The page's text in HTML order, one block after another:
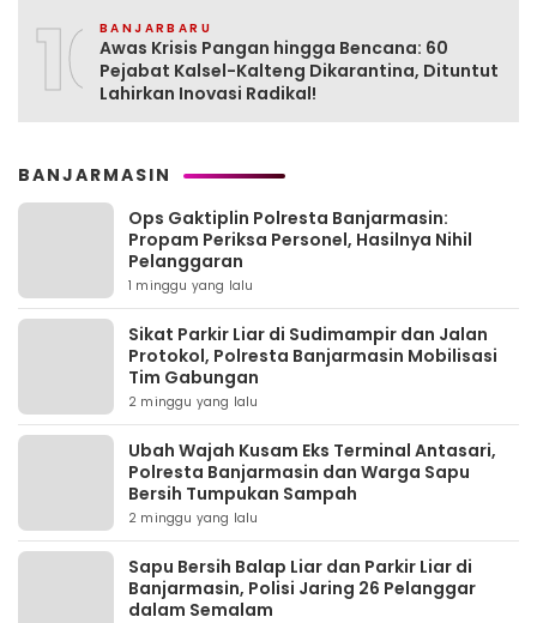
10BANJARBARU
Awas Krisis Pangan hingga Bencana: 60
Pejabat Kalsel-Kalteng Dikarantina, Dituntut
Lahirkan Inovasi Radikal!
BANJARMASIN
Ops Gaktiplin Polresta Banjarmasin:
Propam Periksa Personel, Hasilnya Nihil
Pelanggaran
1 minggu yang lalu
Sikat Parkir Liar di Sudimampir dan Jalan
Protokol, Polresta Banjarmasin Mobilisasi
Tim Gabungan
2 minggu yang lalu
Ubah Wajah Kusam Eks Terminal Antasari,
Polresta Banjarmasin dan Warga Sapu
Bersih Tumpukan Sampah
2 minggu yang lalu
Sapu Bersih Balap Liar dan Parkir Liar di
Banjarmasin, Polisi Jaring 26 Pelanggar
dalam Semalam